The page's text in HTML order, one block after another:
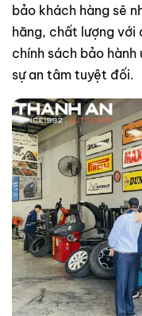
bảo khách hàng sẽ
hãng, chất lượng
chính sách bảo
sự an tâm tuyệt đối.